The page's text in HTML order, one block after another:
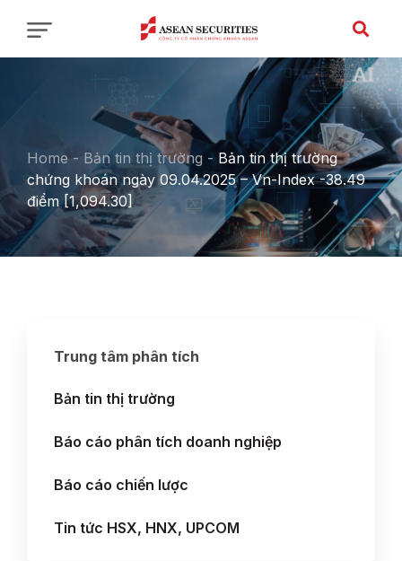
Home - Bản tin thị trường - Bản tin thị trường
chứng khoán ngày 09.04.2025 – Vn-Index -38.49
điểm [1,094.30]
Trung tâm phân tích
Bản tin thị trường
Báo cáo phân tích doanh nghiệp
Báo cáo chiến lược
Tin tức HSX, HNX, UPCOM